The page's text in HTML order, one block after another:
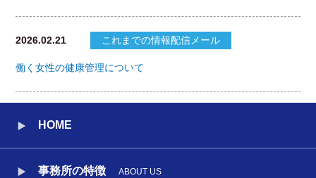
2026.02.21 これまでの情報配信メール
働く女性の健康管理について
HOME
事務所の特徴 ABOUT US